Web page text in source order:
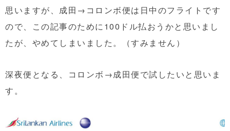
思いますが、成田→コロンボ便は日中のフライトです
ので、この記事のために100ドル払おうかと思いまし
たが、やめてしまいました。（すみません）
深夜便となる、コロンボ→成田便で試したいと思いま
す。